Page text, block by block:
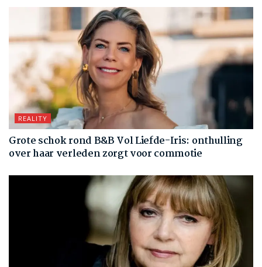
REALITY
Grote schok rond B&B Vol Liefde-Iris: onthulling
over haar verleden zorgt voor commotie